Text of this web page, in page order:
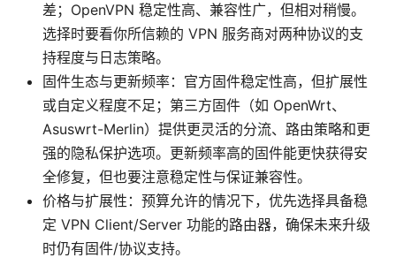
差；OpenVPN 稳定性高、兼容性广，但相对稍慢。
选择时要看你所信赖的 VPN 服务商对两种协议的支
持程度与日志策略。
固件生态与更新频率：官方固件稳定性高，但扩展性
或自定义程度不足；第三方固件（如 OpenWrt、
Asuswrt-Merlin）提供更灵活的分流、路由策略和更
强的隐私保护选项。更新频率高的固件能更快获得安
全修复，但也要注意稳定性与保证兼容性。
价格与扩展性：预算允许的情况下，优先选择具备稳
定 VPN Client/Server 功能的路由器，确保未来升级
时仍有固件/协议支持。